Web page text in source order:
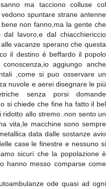
ma tacciono colluse col
spuntare strane antenne
non fanno,ma la gente che
lavoro,e dal chiacchiericcio
vacanze sperano che questa
il destino è beffardo il popolo
aggiungo anche
,come si puo osservare un
nuvole e aerei disegnare le più
senza porsi domande
si chiede che fine ha fatto il bel
allo stremo..non sento un
vita,le macchine sono sempre
data dalle sostanze avio
case le finestre e nessuno si
sicuri che la popolazione è
hanno messo comparse come
ode quasi ad ogni